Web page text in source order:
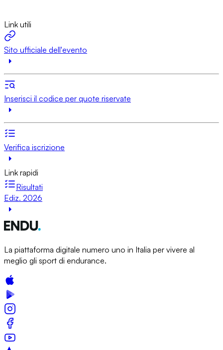
Link utili
Sito ufficiale dell'evento
Inserisci il codice per quote riservate
Verifica iscrizione
Link rapidi
Risultati
Ediz. 2026
La piattaforma digitale numero uno in Italia per vivere al
meglio gli sport di endurance.